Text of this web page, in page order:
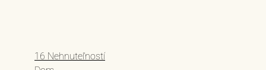
16 Nehnuteľností